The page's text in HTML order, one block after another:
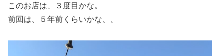
このお店は、３度目かな。
前回は、５年前くらいかな、、